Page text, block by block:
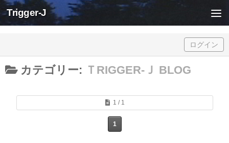
Skip to content
Trigger-J
ログイン
カテゴリー: ＴRIGGER-Ｊ BLOG
1 / 1
1